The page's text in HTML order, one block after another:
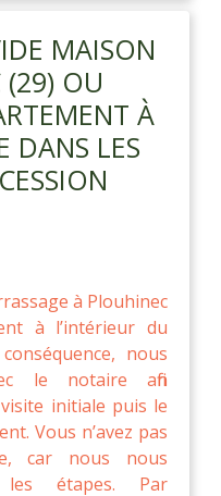
MAISON
(29) OU
À
DANS LES
à Plouhinec
à l’intérieur du
nous
le notaire afin
initiale puis le
Vous n’avez pas
car nous nous
étapes. Par